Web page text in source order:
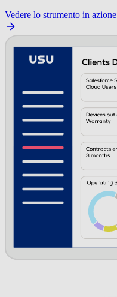
Vedere lo strumento in azione